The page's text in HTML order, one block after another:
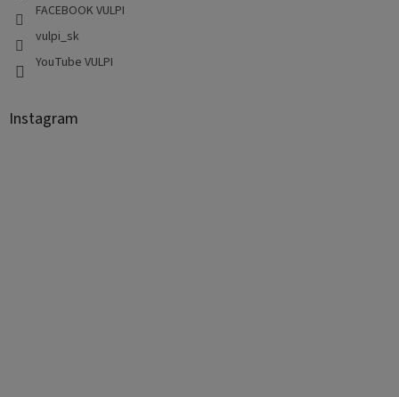
FACEBOOK VULPI
vulpi_sk
YouTube VULPI
Instagram